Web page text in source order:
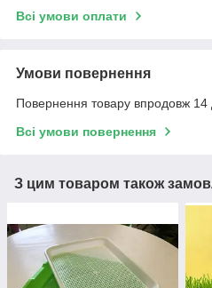
Всі умови оплати
Умови повернення
Повернення товару впродовж 14
Всі умови повернення
З цим товаром також